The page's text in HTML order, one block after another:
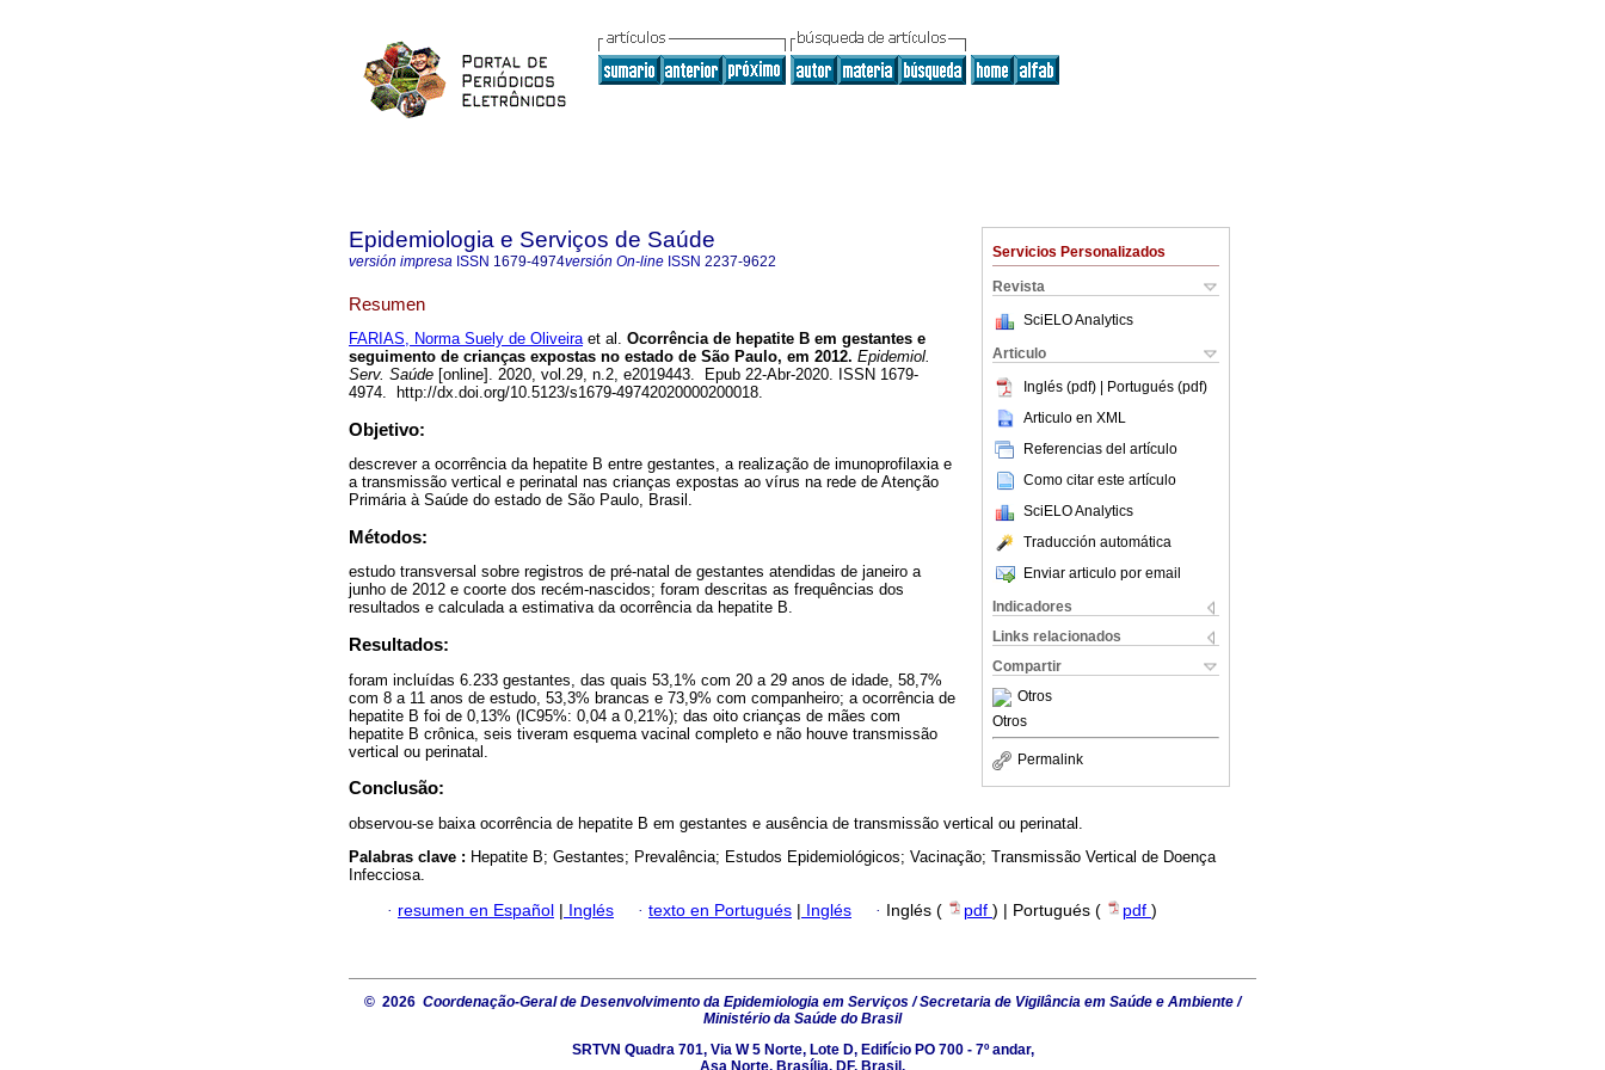
Servicios Personalizados
Revista
SciELO Analytics
Articulo
Inglés (pdf) | Portugués (pdf)
Articulo en XML
Referencias del artículo
Como citar este artículo
SciELO Analytics
Traducción automática
Enviar articulo por email
Indicadores
Links relacionados
Compartir
Otros
Otros
Permalink
Epidemiologia e Serviços de Saúde
versión impresa ISSN 1679-4974versión On-line ISSN 2237-9622
Resumen
FARIAS, Norma Suely de Oliveiraet al. Ocorrência de hepatite B em gestantes e
seguimento de crianças expostas no estado de São Paulo, em 2012. Epidemiol.
Serv. Saúde [online]. 2020, vol.29, n.2, e2019443. Epub 22-Abr-2020. ISSN 1679-
4974. http://dx.doi.org/10.5123/s1679-49742020000200018.
Objetivo:
descrever a ocorrência da hepatite B entre gestantes, a realização de imunoprofilaxia e
a transmissão vertical e perinatal nas crianças expostas ao vírus na rede de Atenção
Primária à Saúde do estado de São Paulo, Brasil.
Métodos:
estudo transversal sobre registros de pré-natal de gestantes atendidas de janeiro a
junho de 2012 e coorte dos recém-nascidos; foram descritas as frequências dos
resultados e calculada a estimativa da ocorrência da hepatite B.
Resultados:
foram incluídas 6.233 gestantes, das quais 53,1% com 20 a 29 anos de idade, 58,7%
com 8 a 11 anos de estudo, 53,3% brancas e 73,9% com companheiro; a ocorrência de
hepatite B foi de 0,13% (IC95%: 0,04 a 0,21%); das oito crianças de mães com
hepatite B crônica, seis tiveram esquema vacinal completo e não houve transmissão
vertical ou perinatal.
Conclusão:
observou-se baixa ocorrência de hepatite B em gestantes e ausência de transmissão vertical ou perinatal.
Palabras clave : Hepatite B; Gestantes; Prevalência; Estudos Epidemiológicos; Vacinação; Transmissão Vertical de Doença
Infecciosa.
· resumen en Español Inglés · texto en Portugués Inglés · Inglés ( pdf ) | Portugués ( pdf )
© 2026 Coordenação-Geral de Desenvolvimento da Epidemiologia em Serviços / Secretaria de Vigilância em Saúde e Ambiente /
Ministério da Saúde do Brasil
SRTVN Quadra 701, Via W 5 Norte, Lote D, Edifício PO 700 - 7º andar,
Asa Norte, Brasília, DF, Brasil.